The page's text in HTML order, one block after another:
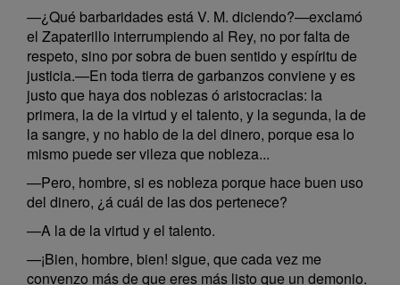
—¿Qué barbaridades está V. M. diciendo?—exclamó
el Zapaterillo interrumpiendo al Rey, no por falta de
respeto, sino por sobra de buen sentido y espíritu de
justicia.—En toda tierra de garbanzos conviene y es
justo que haya dos noblezas ó aristocracias: la
primera, la de la virtud y el talento, y la segunda, la de
la sangre, y no hablo de la del dinero, porque esa lo
mismo puede ser vileza que nobleza...
—Pero, hombre, si es nobleza porque hace buen uso
del dinero, ¿á cuál de las dos pertenece?
—A la de la virtud y el talento.
—¡Bien, hombre, bien! sigue, que cada vez me
convenzo más de que eres más listo que un demonio.